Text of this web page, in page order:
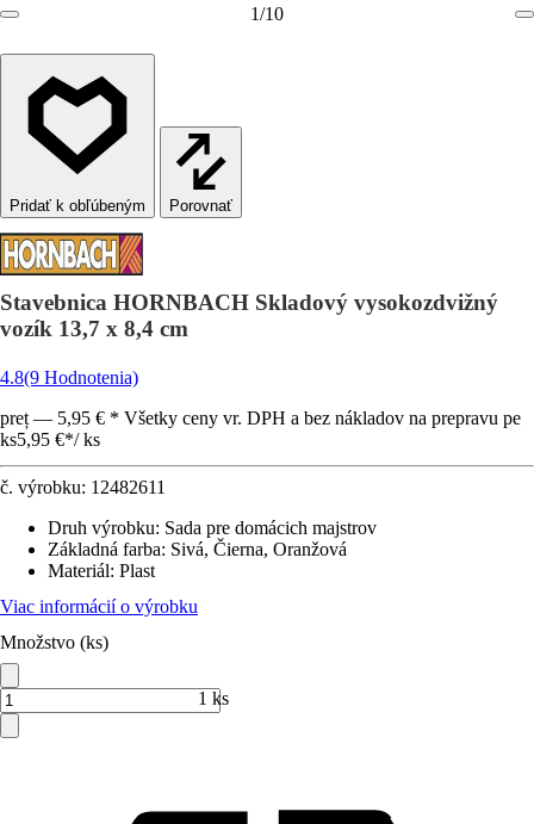
1/10
Porovnať
Stavebnica HORNBACH Skladový vysokozdvižný
vozík 13,7 x 8,4 cm
4.8(9 Hodnotenia)
preț — 5,95 € * Všetky ceny vr. DPH a bez nákladov na prepravu pe
ks5,95 €*/ ks
č. výrobku: 12482611
Druh výrobku: Sada pre domácich majstrov
Základná farba: Sivá, Čierna, Oranžová
Materiál: Plast
Viac informácií o výrobku
Množstvo (ks)
1 ks